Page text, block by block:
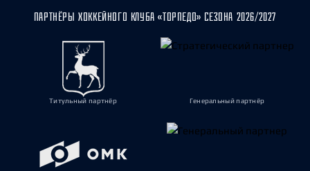
ПАРТНЁРЫ ХОККЕЙНОГО КЛУБА «ТОРПЕДО» СЕЗОНА 2026/2027
Титульный партнёр Генеральный партнёр